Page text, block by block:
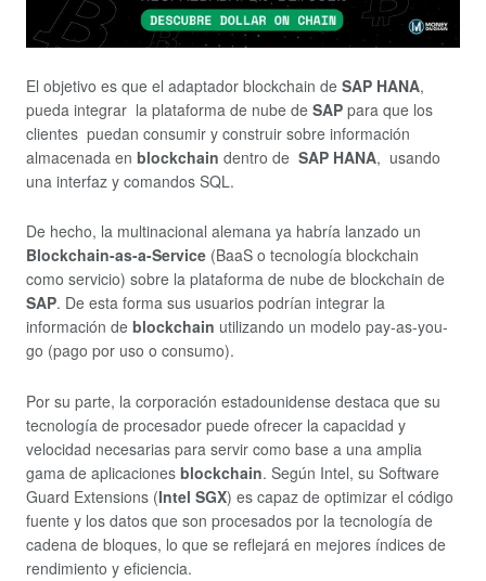
El objetivo es que el adaptador blockchain de SAP HANA,
pueda integrar la plataforma de nube de SAP para que los
clientes puedan consumir y construir sobre información
almacenada en blockchain dentro de SAP HANA, usando
una interfaz y comandos SQL.
De hecho, la multinacional alemana ya habría lanzado un
Blockchain-as-a-Service (BaaS o tecnología blockchain
como servicio) sobre la plataforma de nube de blockchain de
SAP. De esta forma sus usuarios podrían integrar la
información de blockchain utilizando un modelo pay-as-you-
go (pago por uso o consumo).
Por su parte, la corporación estadounidense destaca que su
tecnología de procesador puede ofrecer la capacidad y
velocidad necesarias para servir como base a una amplia
gama de aplicaciones blockchain. Según Intel, su Software
Guard Extensions (Intel SGX) es capaz de optimizar el código
fuente y los datos que son procesados por la tecnología de
cadena de bloques, lo que se reflejará en mejores índices de
rendimiento y eficiencia.